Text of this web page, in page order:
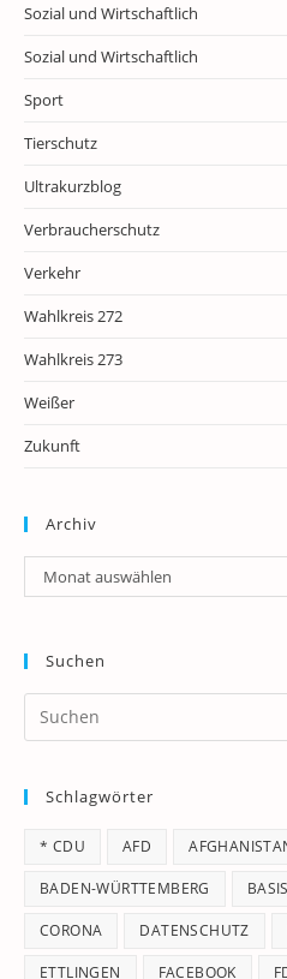
Sozial und Wirtschaftlich
Sozial und Wirtschaftlich
Sport
Tierschutz
Ultrakurzblog
Verbraucherschutz
Verkehr
Wahlkreis 272
Wahlkreis 273
Weißer
Zukunft
Archiv
Archiv
Monat auswählen
Suchen
Schlagwörter
* CDU AFD
BADEN-WÜRTTEMBERG
CORONA DATENSCHUTZ
ETTLINGEN FACEBOOK